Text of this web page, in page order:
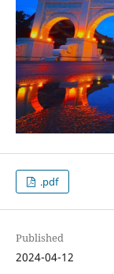
.pdf
Published
2024-04-12